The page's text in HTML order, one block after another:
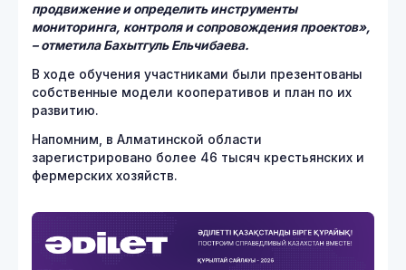
продвижение и определить инструменты
мониторинга, контроля и сопровождения проектов»,
– отметила Бахытгуль Ельчибаева.
В ходе обучения участниками были презентованы
собственные модели кооперативов и план по их
развитию.
Напомним, в Алматинской области
зарегистрировано более 46 тысяч крестьянских и
фермерских хозяйств.